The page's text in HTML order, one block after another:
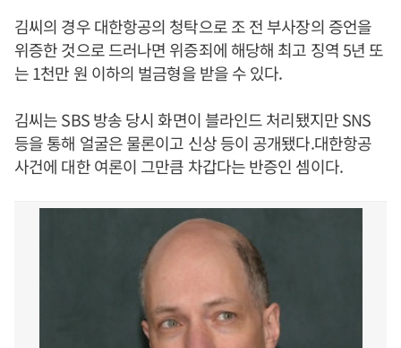
김씨의 경우 대한항공의 청탁으로 조 전 부사장의 증언을
위증한 것으로 드러나면 위증죄에 해당해 최고 징역 5년 또
는 1천만 원 이하의 벌금형을 받을 수 있다.
김씨는 SBS 방송 당시 화면이 블라인드 처리됐지만 SNS
등을 통해 얼굴은 물론이고 신상 등이 공개됐다.대한항공
사건에 대한 여론이 그만큼 차갑다는 반증인 셈이다.